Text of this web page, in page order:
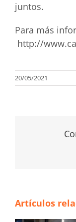
juntos.
Para más
http://
20/05/2021
Artículos